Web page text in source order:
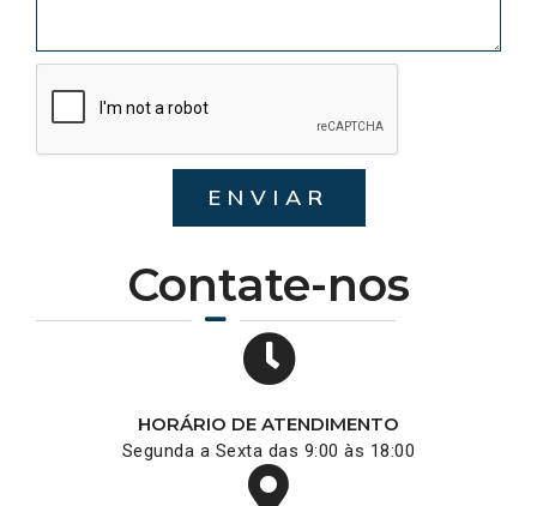
Contate-nos
HORÁRIO DE ATENDIMENTO
Segunda a Sexta das 9:00 às 18:00
ENVIAR